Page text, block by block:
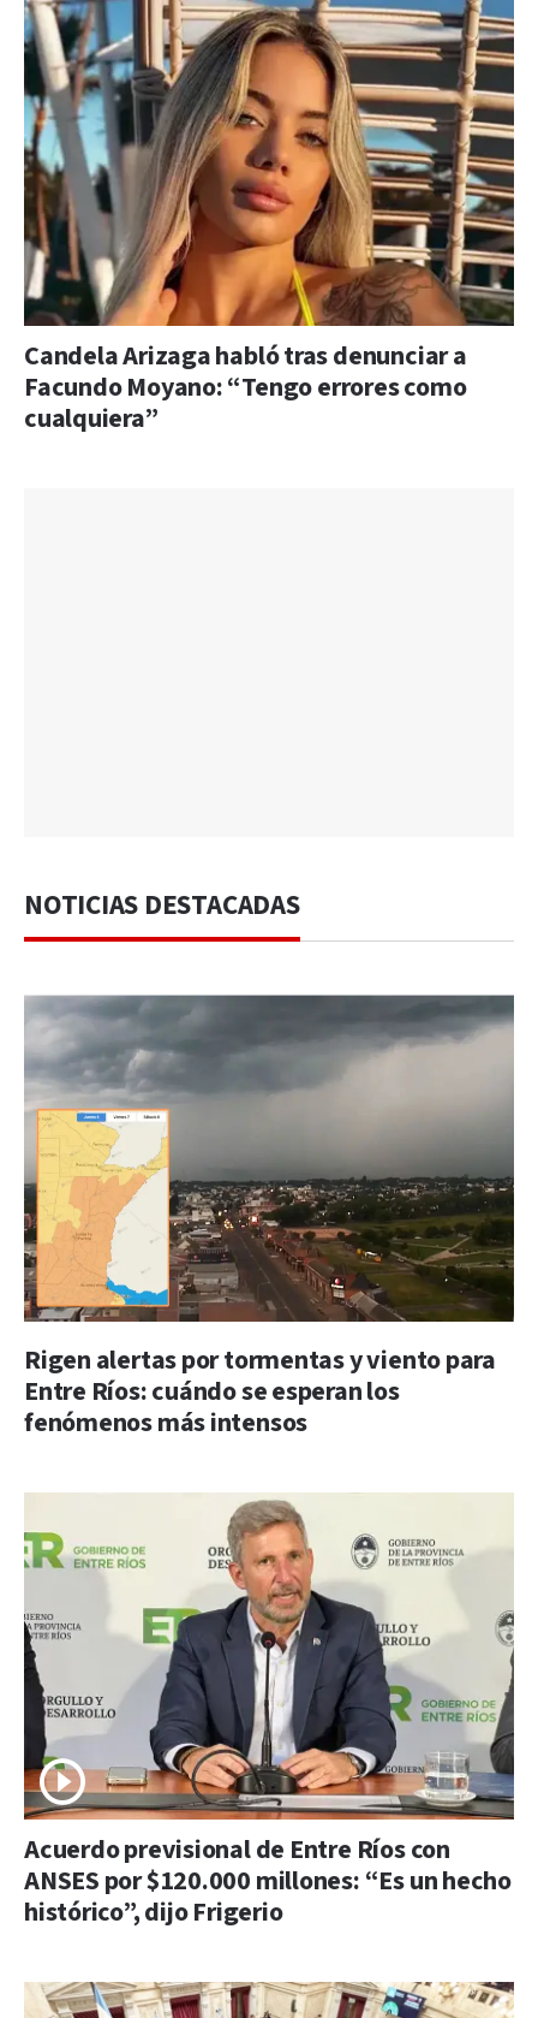
Candela Arizaga habló tras denunciar a
Facundo Moyano: “Tengo errores como
cualquiera”
NOTICIAS DESTACADAS
Rigen alertas por tormentas y viento para
Entre Ríos: cuándo se esperan los
fenómenos más intensos
Acuerdo previsional de Entre Ríos con
ANSES por $120.000 millones: “Es un hecho
histórico”, dijo Frigerio